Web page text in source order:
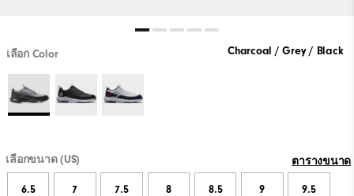
เลือก Color Charcoal / Grey / Black
เลือกขนาด (US) ตารางขนาด
6.5 7 7.5 8 8.5 9 9.5